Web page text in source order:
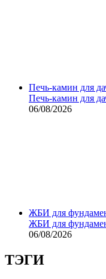
Печь-камин для
Печь-камин для
06/08/2026
ЖБИ для
ЖБИ для
06/08/2026
ТЭГИ